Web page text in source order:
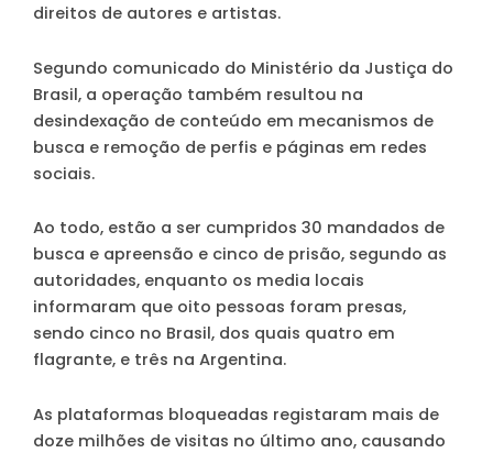
direitos de autores e artistas.
Segundo comunicado do Ministério da Justiça do
Brasil, a operação também resultou na
desindexação de conteúdo em mecanismos de
busca e remoção de perfis e páginas em redes
sociais.
Ao todo, estão a ser cumpridos 30 mandados de
busca e apreensão e cinco de prisão, segundo as
autoridades, enquanto os media locais
informaram que oito pessoas foram presas,
sendo cinco no Brasil, dos quais quatro em
flagrante, e três na Argentina.
As plataformas bloqueadas registaram mais de
doze milhões de visitas no último ano, causando